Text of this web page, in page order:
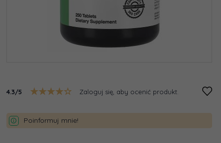
4.3/5 Zaloguj się, aby ocenić produkt.
Poinformuj mnie!